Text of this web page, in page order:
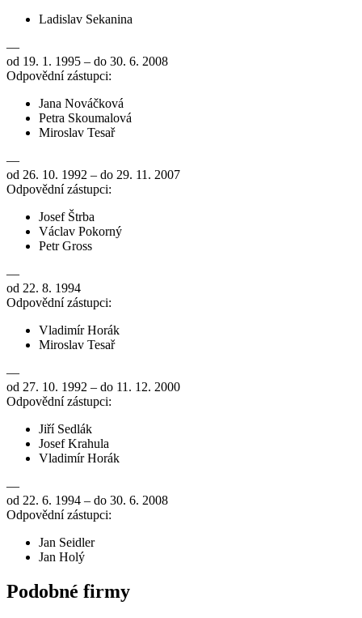
Ladislav Sekanina
—
od 19. 1. 1995 – do 30. 6. 2008
Odpovědní zástupci:
Jana Nováčková
Petra Skoumalová
Miroslav Tesař
—
od 26. 10. 1992 – do 29. 11. 2007
Odpovědní zástupci:
Josef Štrba
Václav Pokorný
Petr Gross
—
od 22. 8. 1994
Odpovědní zástupci:
Vladimír Horák
Miroslav Tesař
—
od 27. 10. 1992 – do 11. 12. 2000
Odpovědní zástupci:
Jiří Sedlák
Josef Krahula
Vladimír Horák
—
od 22. 6. 1994 – do 30. 6. 2008
Odpovědní zástupci:
Jan Seidler
Jan Holý
Podobné firmy